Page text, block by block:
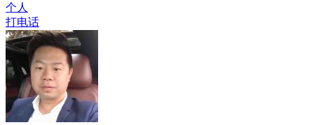
个人
打电话